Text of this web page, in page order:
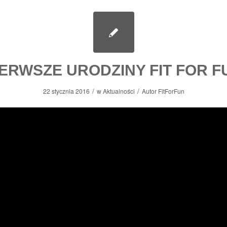
URODZINY FIT FOR
22 stycznia 2016 / wAktualności / Autor FitForFun